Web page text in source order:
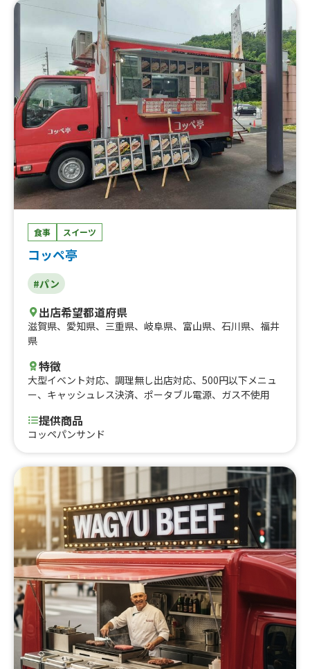
4本入り、ジョニーのからあげ(骨付き) 3本入り、骨なしム
ネからあげ 小、骨なしムネからあげ 中、骨なしムネから
あげ 大、骨なしモモからあげ 小、骨なしモモからあげ
中、骨なしミックスセット 5個入り(ムネ3個・モモ2個）、
骨なしミックスセット 10個入り(ムネ6個・モモ4個)、ポテ
からセット、近江牛メンチカツ 3個、近江牛メンチカツ 1
個、近江牛コロッケ 5個(+1個増量)、近江牛コロッケ 2
個、近江牛コロッケ 1個、おまかせ日替わり弁当、とり天
弁当(かぼすポン酢付き) 小、とり天弁当(かぼすポン酢付
き) 中、ジョニー弁当(骨付き)、ゆず胡椒弁当 中、ゆず胡
椒弁当 小、出汁ミックス弁当(ムネ・出汁モモのミックス)
大、出汁ミックス弁当(ムネ・出汁モモのミックス) 中、出
汁ミックス弁当(ムネ・出汁モモのミックス) 小、出汁から
あげ弁当 中、出汁からあげ弁当 小、骨なしミックス弁当
(ムネ・モモのミックス) 大、骨なしミックス弁当(ムネ・モ
モのミックス) 中、骨なしミックス弁当(ムネ・モモのミッ
クス) 小、骨なしモモ弁当 中、骨なしモモ弁当 小、骨なし
ムネ弁当 大、骨なしムネ弁当 中、骨なしムネ弁当 小、か
らあげ丼、揚げたて！チュロス、ゴボウのからあげ、フラ
イドポテト、ゆず胡椒からあげ 大、ゆず胡椒からあげ
アゴ旨 出汁からあげ(モモ) 小、自家製レモネード/レモン
スカッシュ、ホットレモネード、コーヒー(HOT/ICE)、カ
フェラテ(HOT/ICE)、キャラメルラテ(HOT/ICE)、有機ロ
樽詰ハイボール、レモンサワー/プレーンサワー、ノンア
ルコールビール
食事 スイーツ
コッペ亭
#パン
出店希望都道府県
滋賀県、 愛知県、 三重県、 岐阜県、 富山県、 石川県、 福井
県
特徴
大型イベント対応、 調理無し出店対応、 500円以下メニュ
ー、 キャッシュレス決済、 ポータブル電源、 ガス不使用
提供商品
コッペパンサンド